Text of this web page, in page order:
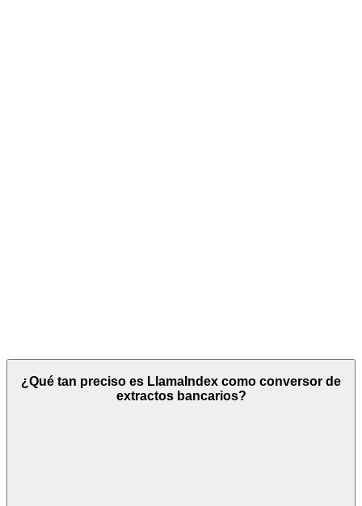
¿Qué tan preciso es LlamaIndex como conversor de
extractos bancarios?